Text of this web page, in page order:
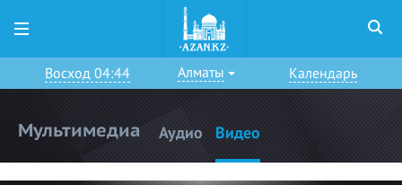
Восход 04:44 Алматы Календарь
Мультимедиа Аудио Видео